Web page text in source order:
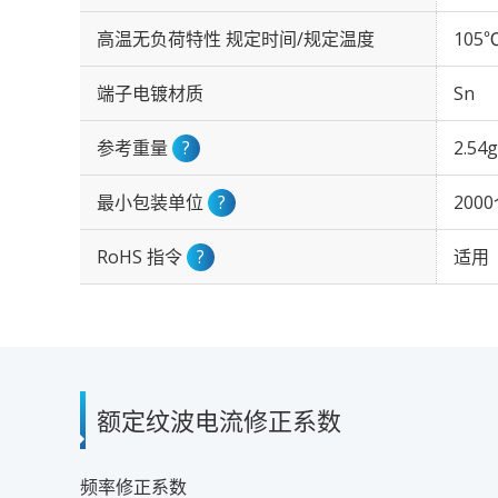
高温无负荷特性 规定时间/规定温度
端子电镀材质 Sn
参考重量 ? 2.54g
最小包装单位 ? 2000
RoHS 指令 ? 适用
额定纹波电流修正系数
频率修正系数